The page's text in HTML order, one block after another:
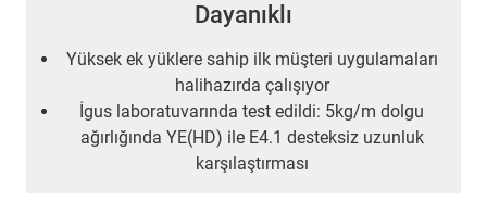
Dayanıklı
Yüksek ek yüklere sahip ilk müşteri uygulamaları
halihazırda çalışıyor
İgus laboratuvarında test edildi: 5kg/m dolgu
ağırlığında YE(HD) ile E4.1 desteksiz uzunluk
karşılaştırması